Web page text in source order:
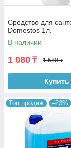
Средство для
Domestos 1л.
В наличии
1 080 ₸ 1 580 ₸
Купить
Топ продаж –23%